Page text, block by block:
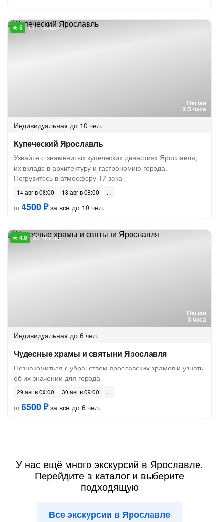
Пешая
2.5 часа
13 отзывов
Индивидуальная до 10 чел.
Купеческий Ярославль
Узнайте о знаменитых купеческих династиях Ярославля,
их вкладе в архитектуру и гастрономию города.
Погрузитесь в атмосферу 17 века
14 авг в 08:00
18 авг в 08:00
от4500 ₽за всё до 10 чел.
Пешая
3 часа
33 отзыва
Индивидуальная до 6 чел.
Чудесные храмы и святыни Ярославля
Познакомиться с убранством ярославских храмов и узнать
об их значении для города
29 авг в 09:00
30 авг в 09:00
от6500 ₽за всё до 6 чел.
У нас ещё много экскурсий в Ярославле.
Перейдите в каталог и выберите
подходящую
Все экскурсии в Ярославле